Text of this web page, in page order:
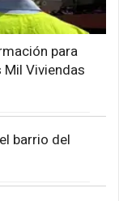
para
Viviendas
barrio del